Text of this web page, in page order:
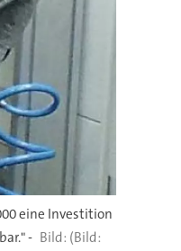
eine Investition
-
(Bild: